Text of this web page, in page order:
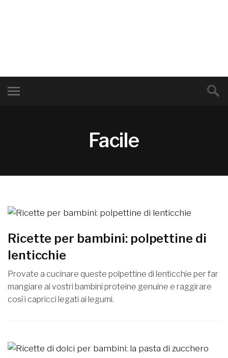
Facile
Ricette per bambini: polpettine di
lenticchie
Provate a cucinare queste polpettine di lenticchie per far
mangiare ai vostri bambini proteine genuine e raggirare
così i capricci legati ai legumi.